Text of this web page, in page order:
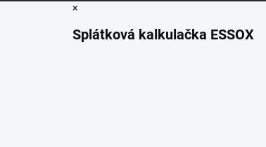
×
Splátková kalkulačka ESSOX